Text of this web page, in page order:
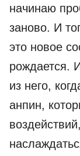
начинаю
заново. И
это новое
рождается.
из него,
анпин,